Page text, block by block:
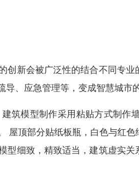
创新会被广泛性的结合不同专业
、应急管理等，变成智慧城市
筑模型制作采用粘贴方式制作
屋顶部分贴纸板瓶，白色与红
型细致，精致适当，建筑虚实关